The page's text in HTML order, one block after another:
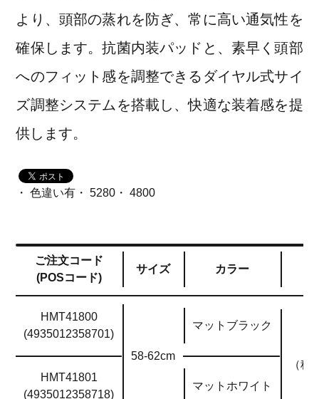
FAQ
より、頭部の蒸れを防ぎ、常に高い通気性を
確保します。抗菌内装パッドと、素早く頭部
へのフィット感を調整できるダイヤル式サイ
ズ調整システムを搭載し、快適な装着感を提
供します。
・ 色違い有・ 5280・ 4800
ご注文コード
(POSコード)
サイズ カラー
HMT41800
(4935012358701)
58-62cm
マットブラック
（税
HMT41801
(4935012358718)
マットホワイト